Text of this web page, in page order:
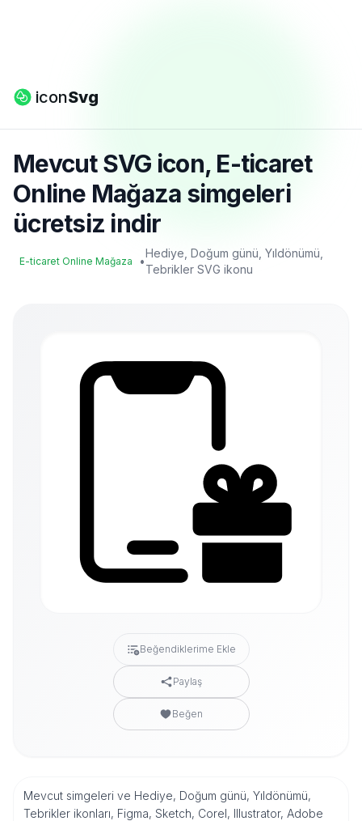
iconSvg
Mevcut SVG icon, E-ticaret
Online Mağaza simgeleri
ücretsiz indir
E-ticaret Online Mağaza •
Hediye, Doğum günü, Yıldönümü,
Tebrikler SVG ikonu
Beğendiklerime Ekle
Paylaş
Beğen
Mevcut simgeleri ve Hediye, Doğum günü, Yıldönümü,
Tebrikler ikonları, Figma, Sketch, Corel, Illustrator, Adobe